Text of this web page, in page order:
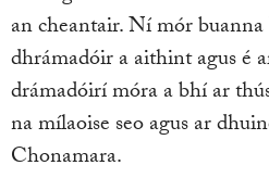
an cheantair. Ní mór
dhrámadóir a aithint agus é
drámadóirí móra a bhí ar
na mílaoise seo agus ar
Chonamara.